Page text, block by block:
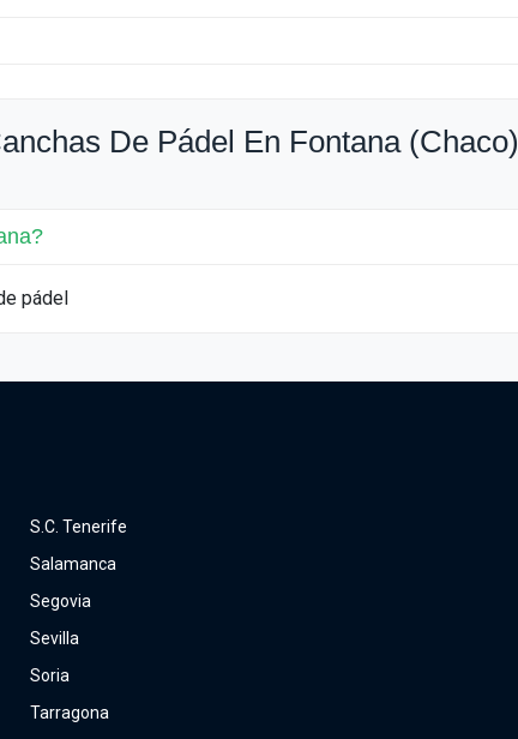
De Pádel En Fontana (Chaco)
pádel
S.C. Tenerife
Salamanca
Segovia
Sevilla
Soria
Tarragona